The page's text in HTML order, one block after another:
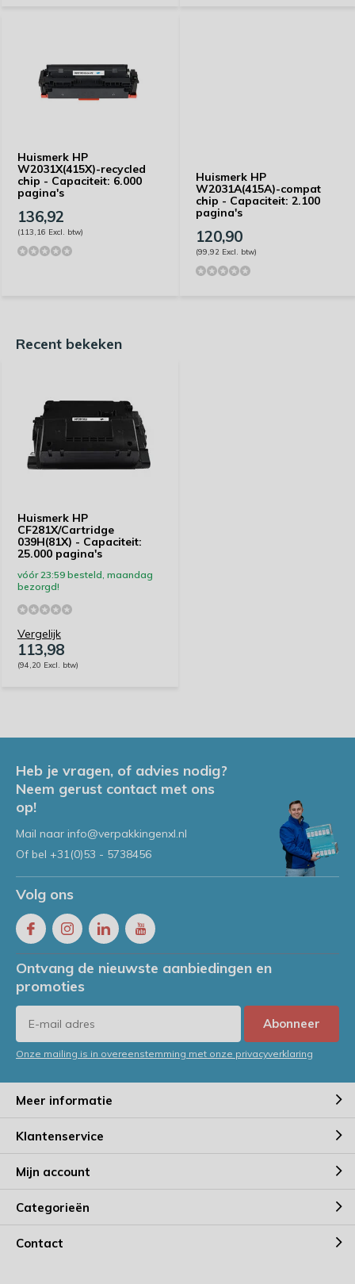
Huismerk HP
W2031X(415X)-recycled
chip - Capaciteit: 6.000
pagina's
136,92
(113,16 Excl. btw)
Huismerk HP
W2031A(415A)-compat
chip - Capaciteit: 2.100
pagina's
120,90
(99,92 Excl. btw)
Recent bekeken
Huismerk HP
CF281X/Cartridge
039H(81X) - Capaciteit:
25.000 pagina's
vóór 23:59 besteld, maandag
bezorgd!
Vergelijk
113,98
(94,20 Excl. btw)
Heb je vragen, of advies nodig?
Neem gerust contact met ons
op!
Mail naar info@verpakkingenxl.nl
Of bel +31(0)53 - 5738456
Volg ons
Ontvang de nieuwste aanbiedingen en
promoties
Abonneer
Onze mailing is in overeenstemming met onze privacyverklaring
Meer informatie
Klantenservice
Mijn account
Categorieën
Contact